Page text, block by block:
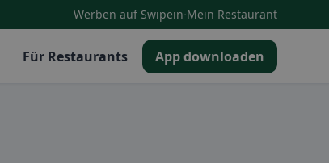
Werben auf Swipein·Mein Restaurant
Für Restaurants App downloaden